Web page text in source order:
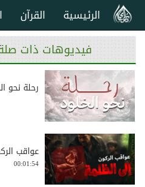
القرآن الرئيسية
فيديوهات ذات
رحلة نحو
عواقب
00:01:54